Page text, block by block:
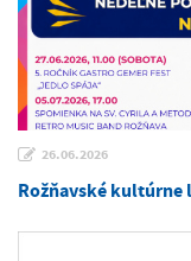
26.06.2026
Rožňavské kultúrne